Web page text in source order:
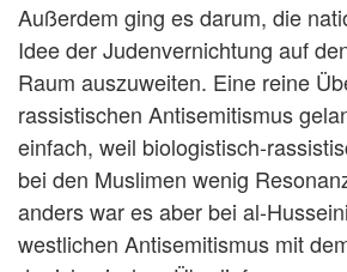
Außerdem ging es darum, die
Idee der Judenvernichtung auf
Raum auszuweiten. Eine reine
rassistischen Antisemitismus
einfach, weil biologistisch-
bei den Muslimen wenig
anders war es aber bei al-
westlichen Antisemitismus mit